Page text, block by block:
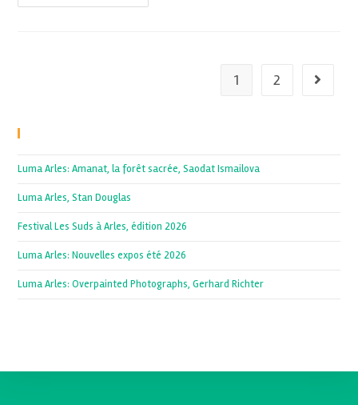
1 2
Luma Arles: Amanat, la forêt sacrée, Saodat Ismailova
Luma Arles, Stan Douglas
Festival Les Suds à Arles, édition 2026
Luma Arles: Nouvelles expos été 2026
Luma Arles: Overpainted Photographs, Gerhard Richter